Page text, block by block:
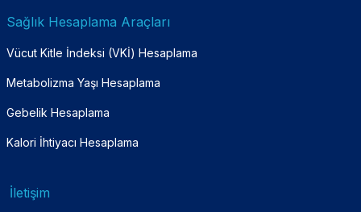
Sağlık Hesaplama Araçları
Vücut Kitle İndeksi (VKİ) Hesaplama
Metabolizma Yaşı Hesaplama
Gebelik Hesaplama
Kalori İhtiyacı Hesaplama
İletişim